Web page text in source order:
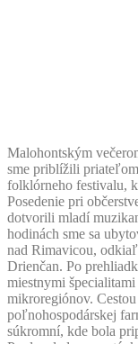
Malohontským
sme priblížili
folklórneho festivalu,
Posedenie pri
dotvorili mladí
hodinách sme sa
nad Rimavicou,
Drienčan. Po
miestnymi
mikroregiónov.
poľnohospodárskej
súkromní, kde bola